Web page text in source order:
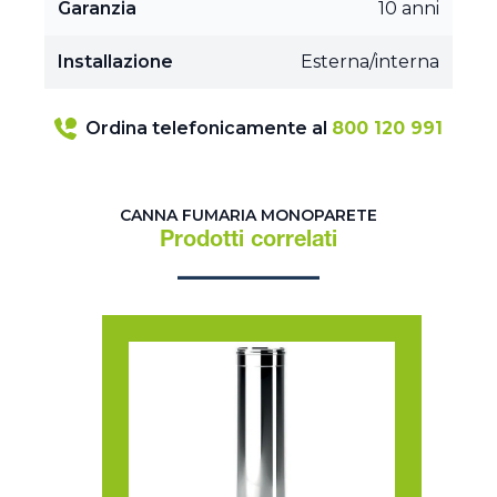
Garanzia 10 anni
Installazione Esterna/interna
Ordina telefonicamente al 800 120 991
CANNA FUMARIA MONOPARETE
Prodotti correlati